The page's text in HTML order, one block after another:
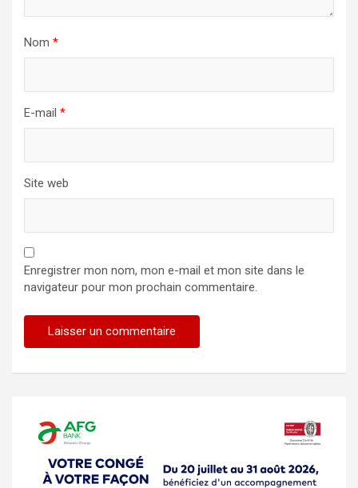
Nom *
E-mail *
Site web
Enregistrer mon nom, mon e-mail et mon site dans le
navigateur pour mon prochain commentaire.